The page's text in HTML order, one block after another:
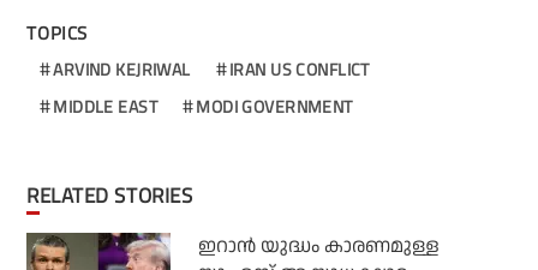
TOPICS
ARVIND KEJRIWAL
IRAN US CONFLICT
MIDDLE EAST
MODI GOVERNMENT
RELATED STORIES
ഇറാന്‍ യുദ്ധം കാരണമുള്ള